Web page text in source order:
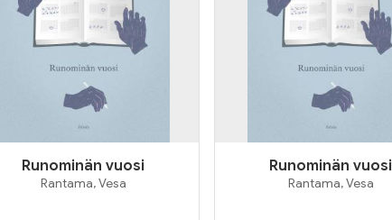
Runominän vuosi
Rantama, Vesa
Runominän vuosi
Rantama, Vesa